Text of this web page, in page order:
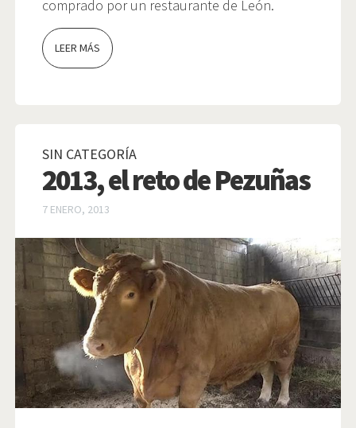
comprado por un restaurante de León.
LEER MÁS
SIN CATEGORÍA
2013, el reto de Pezuñas
7 ENERO, 2013